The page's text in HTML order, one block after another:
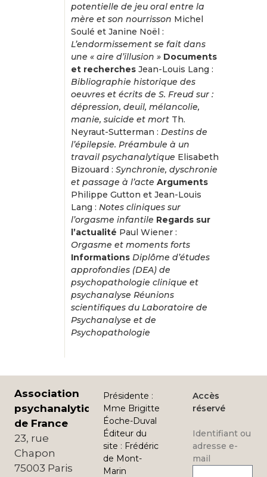
potentielle de jeu oral entre la
mère et son nourrisson Michel
Soulé et Janine Noël :
L’endormissement se fait dans
une « aire d’illusion » Documents
et recherches Jean-Louis Lang :
Bibliographie historique des
oeuvres et écrits de S. Freud sur :
dépression, deuil, mélancolie,
manie, suicide et mort Th.
Neyraut-Sutterman : Destins de
l’épilepsie. Préambule à un
travail psychanalytique Elisabeth
Bizouard : Synchronie, dyschronie
et passage à l’acte Arguments
Philippe Gutton et Jean-Louis
Lang : Notes cliniques sur
l’orgasme infantile Regards sur
l’actualité Paul Wiener :
Orgasme et moments forts
Informations Diplôme d’études
approfondies (DEA) de
psychopathologie clinique et
psychanalyse Réunions
scientifiques du Laboratoire de
Psychanalyse et de
Psychopathologie
Association
psychanalytique
de France
23, rue
Chapon
75003 Paris
Présidente :
Mme Brigitte
Éoche-Duval
Éditeur du
site : Frédéric
de Mont-
Marin
Accès
réservé
Identifiant ou
adresse e-
mail